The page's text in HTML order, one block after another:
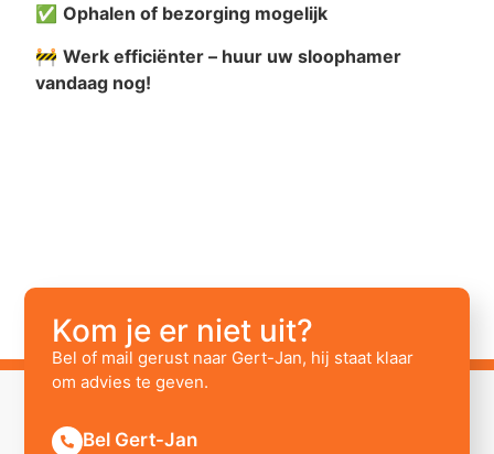
✅Ophalen of bezorging mogelijk
🚧Werk efficiënter – huur uw sloophamer
vandaag nog!
Kom je er niet uit?
Bel of mail gerust naar Gert-Jan, hij staat klaar
om advies te geven.
Bel Gert-Jan